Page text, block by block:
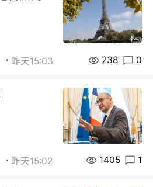
昨天15:03 238 0
昨天15:02 1405 1